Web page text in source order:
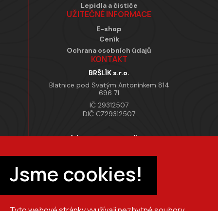
Jsme cookies!
Lepidla a čističe
UŽITEČNÉ INFORMACE
E-shop
Ceník
Ochrana osobních údajů
KONTAKT
BRŠLÍK s.r.o.
Blatnice pod Svatým Antonínkem 814
696 71
IČ 29312507
DIČ CZ29312507
Adresa provozovny Brno
Pracovní doba
Po–Pá 7:00 – 15:30